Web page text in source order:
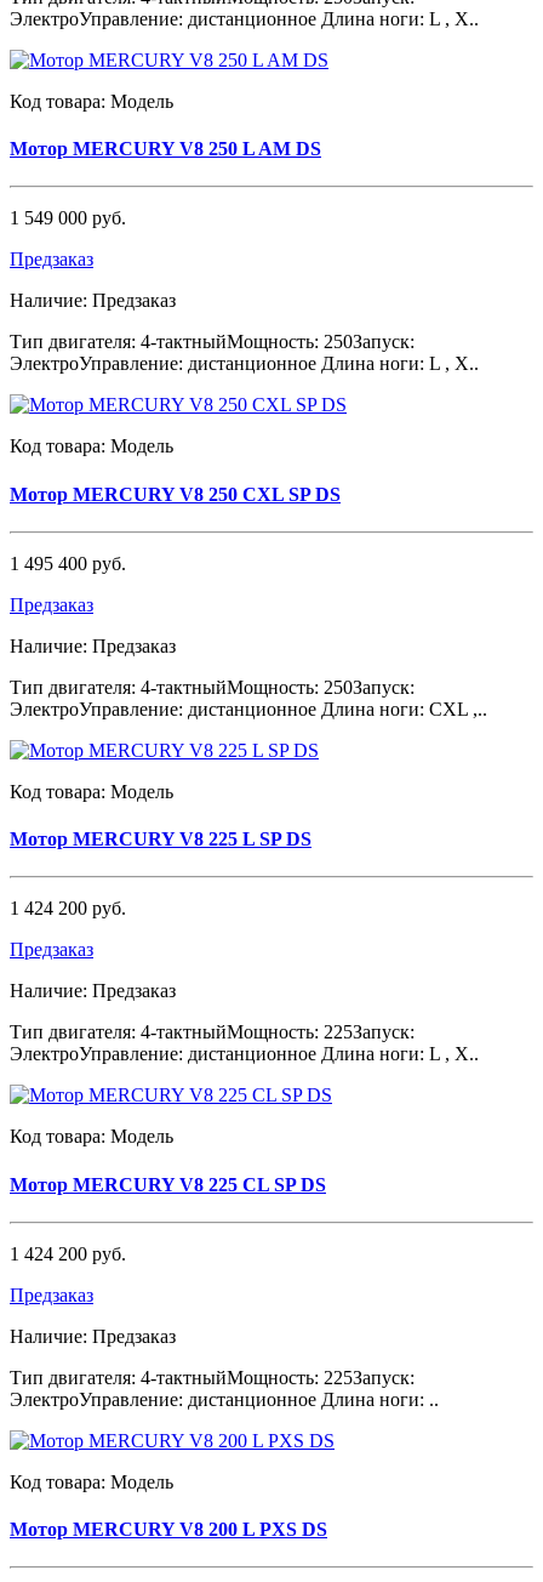
ЭлектроУправление: дистанционное Длина ноги: L , X..
Код товара: Модель
Мотор MERCURY V8 250 L AM DS
1 549 000 руб.
Предзаказ
Наличие: Предзаказ
Тип двигателя: 4-тактныйМощность: 250Запуск:
ЭлектроУправление: дистанционное Длина ноги: L , X..
Код товара: Модель
Мотор MERCURY V8 250 CXL SP DS
1 495 400 руб.
Предзаказ
Наличие: Предзаказ
Тип двигателя: 4-тактныйМощность: 250Запуск:
ЭлектроУправление: дистанционное Длина ноги: CXL ,..
Код товара: Модель
Мотор MERCURY V8 225 L SP DS
1 424 200 руб.
Предзаказ
Наличие: Предзаказ
Тип двигателя: 4-тактныйМощность: 225Запуск:
ЭлектроУправление: дистанционное Длина ноги: L , X..
Код товара: Модель
Мотор MERCURY V8 225 CL SP DS
1 424 200 руб.
Предзаказ
Наличие: Предзаказ
Тип двигателя: 4-тактныйМощность: 225Запуск:
ЭлектроУправление: дистанционное Длина ноги: ..
Код товара: Модель
Мотор MERCURY V8 200 L PXS DS